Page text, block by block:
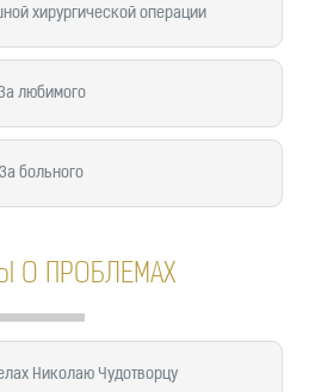
хирургической операции
любимого
За больного
О ПРОБЛЕМАХ
Николаю Чудотворцу